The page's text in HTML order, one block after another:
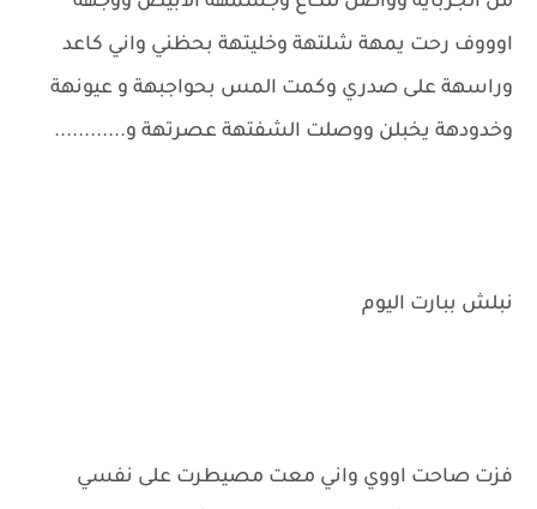
اوووف رحت يمهة شلتهة وخليتهة بحظني واني كاعد
وراسهة على صدري وكمت المس بحواجبهة و عيونهة
وخدودهة يخبلن ووصلت الشفتهة عصرتهة و............
نبلش ببارت اليوم
فزت صاحت اووي واني معت مصيطرت على نفسي